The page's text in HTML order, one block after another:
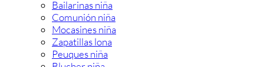
Bailarinas niña
Comunión niña
Mocasines niña
Zapatillas lona
Peuques niña